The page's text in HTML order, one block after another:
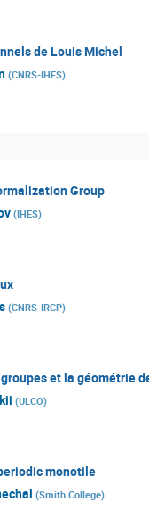
de Louis Michel
(CNRS-IHES)
Group
(IHES)
(CNRS-IRCP)
et la géométrie
(ULCO)
monotile
(Smith College)